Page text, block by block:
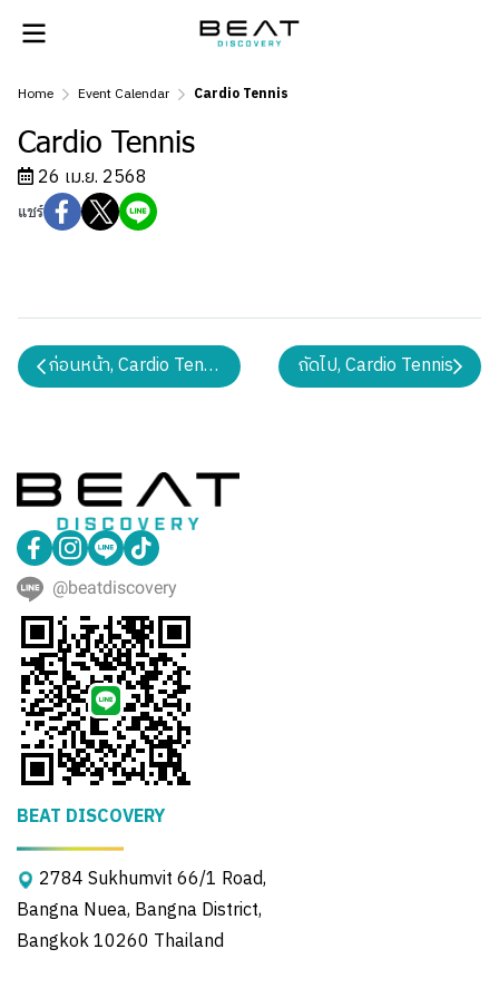
Home Event Calendar Cardio Tennis
Cardio Tennis
26 เม.ย. 2568
แชร์
ก่อนหน้า, Cardio Tennis ถัดไป, Cardio Tennis
@beatdiscovery
BEAT DISCOVERY
2784 Sukhumvit 66/1 Road,
Bangna Nuea, Bangna District,
Bangkok 10260 Thailand